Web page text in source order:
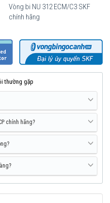
phân phối bởi Vòng bi Ngọc
Vòng bi NU 312 ECM/C3 SKF
chính hãng
thường gặp
chính hãng?